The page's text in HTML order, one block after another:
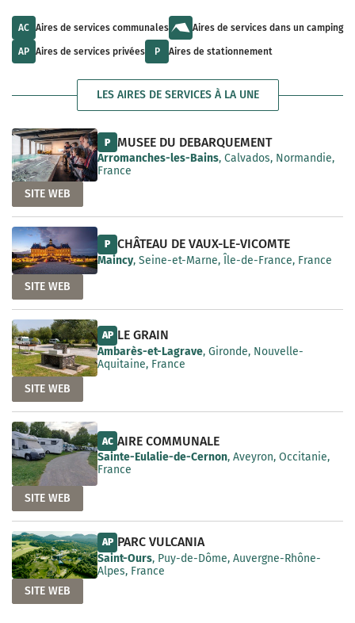
i
l
b
l
t
s
v
a
a
e
l
t
a
v
l
l
e
AC Aires de services communales Aires de services dans un camping
AP Aires de services privées P Aires de stationnement
LES AIRES DE SERVICES À LA UNE
P MUSEE DU DEBARQUEMENT
Arromanches-les-Bains, Calvados, Normandie,
France
SITE WEB
P CHÂTEAU DE VAUX-LE-VICOMTE
Maincy, Seine-et-Marne, Île-de-France, France
SITE WEB
AP LE GRAIN
Ambarès-et-Lagrave, Gironde, Nouvelle-
Aquitaine, France
SITE WEB
AC AIRE COMMUNALE
Sainte-Eulalie-de-Cernon, Aveyron, Occitanie,
France
SITE WEB
AP PARC VULCANIA
Saint-Ours, Puy-de-Dôme, Auvergne-Rhône-
Alpes, France
SITE WEB